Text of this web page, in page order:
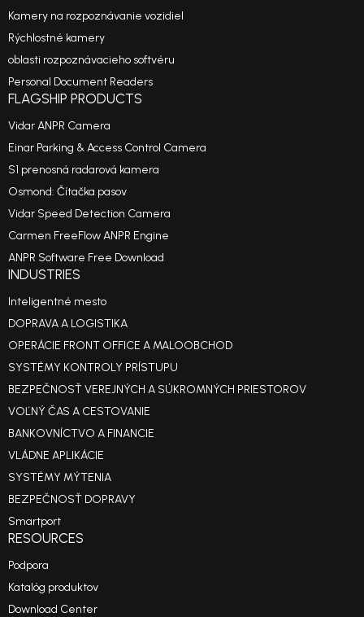
Kamery na rozpoznávanie vozidiel
Rýchlostné kamery
oblasti rozpoznávacieho softvéru
Personal Document Readers
FLAGSHIP PRODUCTS
Vidar ANPR Camera
Einar Parking & Access Control Camera
S1 prenosná radarová kamera
Osmond: Čítačka pasov
Vidar Speed Detection Camera
Carmen FreeFlow ANPR Engine
ANPR Software Free Download
INDUSTRIES
Inteligentné mesto
DOPRAVA A LOGISTIKA
OPERÁCIE FRONT OFFICE A MALOOBCHOD
SYSTÉMY KONTROLY PRÍSTUPU
BEZPEČNOSŤ VEREJNÝCH A SÚKROMNÝCH PRIESTOROV
VOĽNÝ ČAS A CESTOVANIE
BANKOVNÍCTVO A FINANCIE
VLÁDNE APLIKÁCIE
SYSTÉMY MÝTENIA
BEZPEČNOSŤ DOPRAVY
Smartport
RESOURCES
Podpora
Katalóg produktov
Download Center